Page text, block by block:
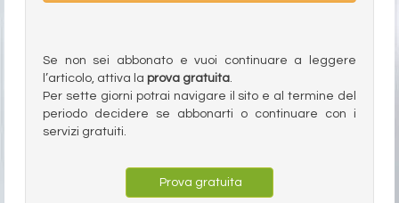
Se non sei abbonato e vuoi continuare a leggere
l’articolo, attiva la prova gratuita.
Per sette giorni potrai navigare il sito e al termine del
periodo decidere se abbonarti o continuare con i
servizi gratuiti.
Prova gratuita